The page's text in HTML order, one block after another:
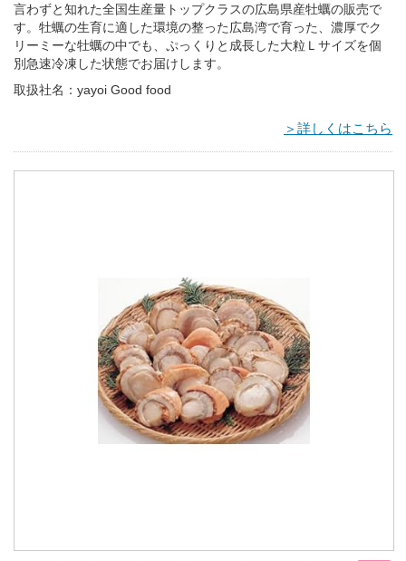
言わずと知れた全国生産量トップクラスの広島県産牡蠣の販売で
す。牡蠣の生育に適した環境の整った広島湾で育った、濃厚でク
リーミーな牡蠣の中でも、ぷっくりと成長した大粒Ｌサイズを個
別急速冷凍した状態でお届けします。
取扱社名：yayoi Good food
＞詳しくはこちら